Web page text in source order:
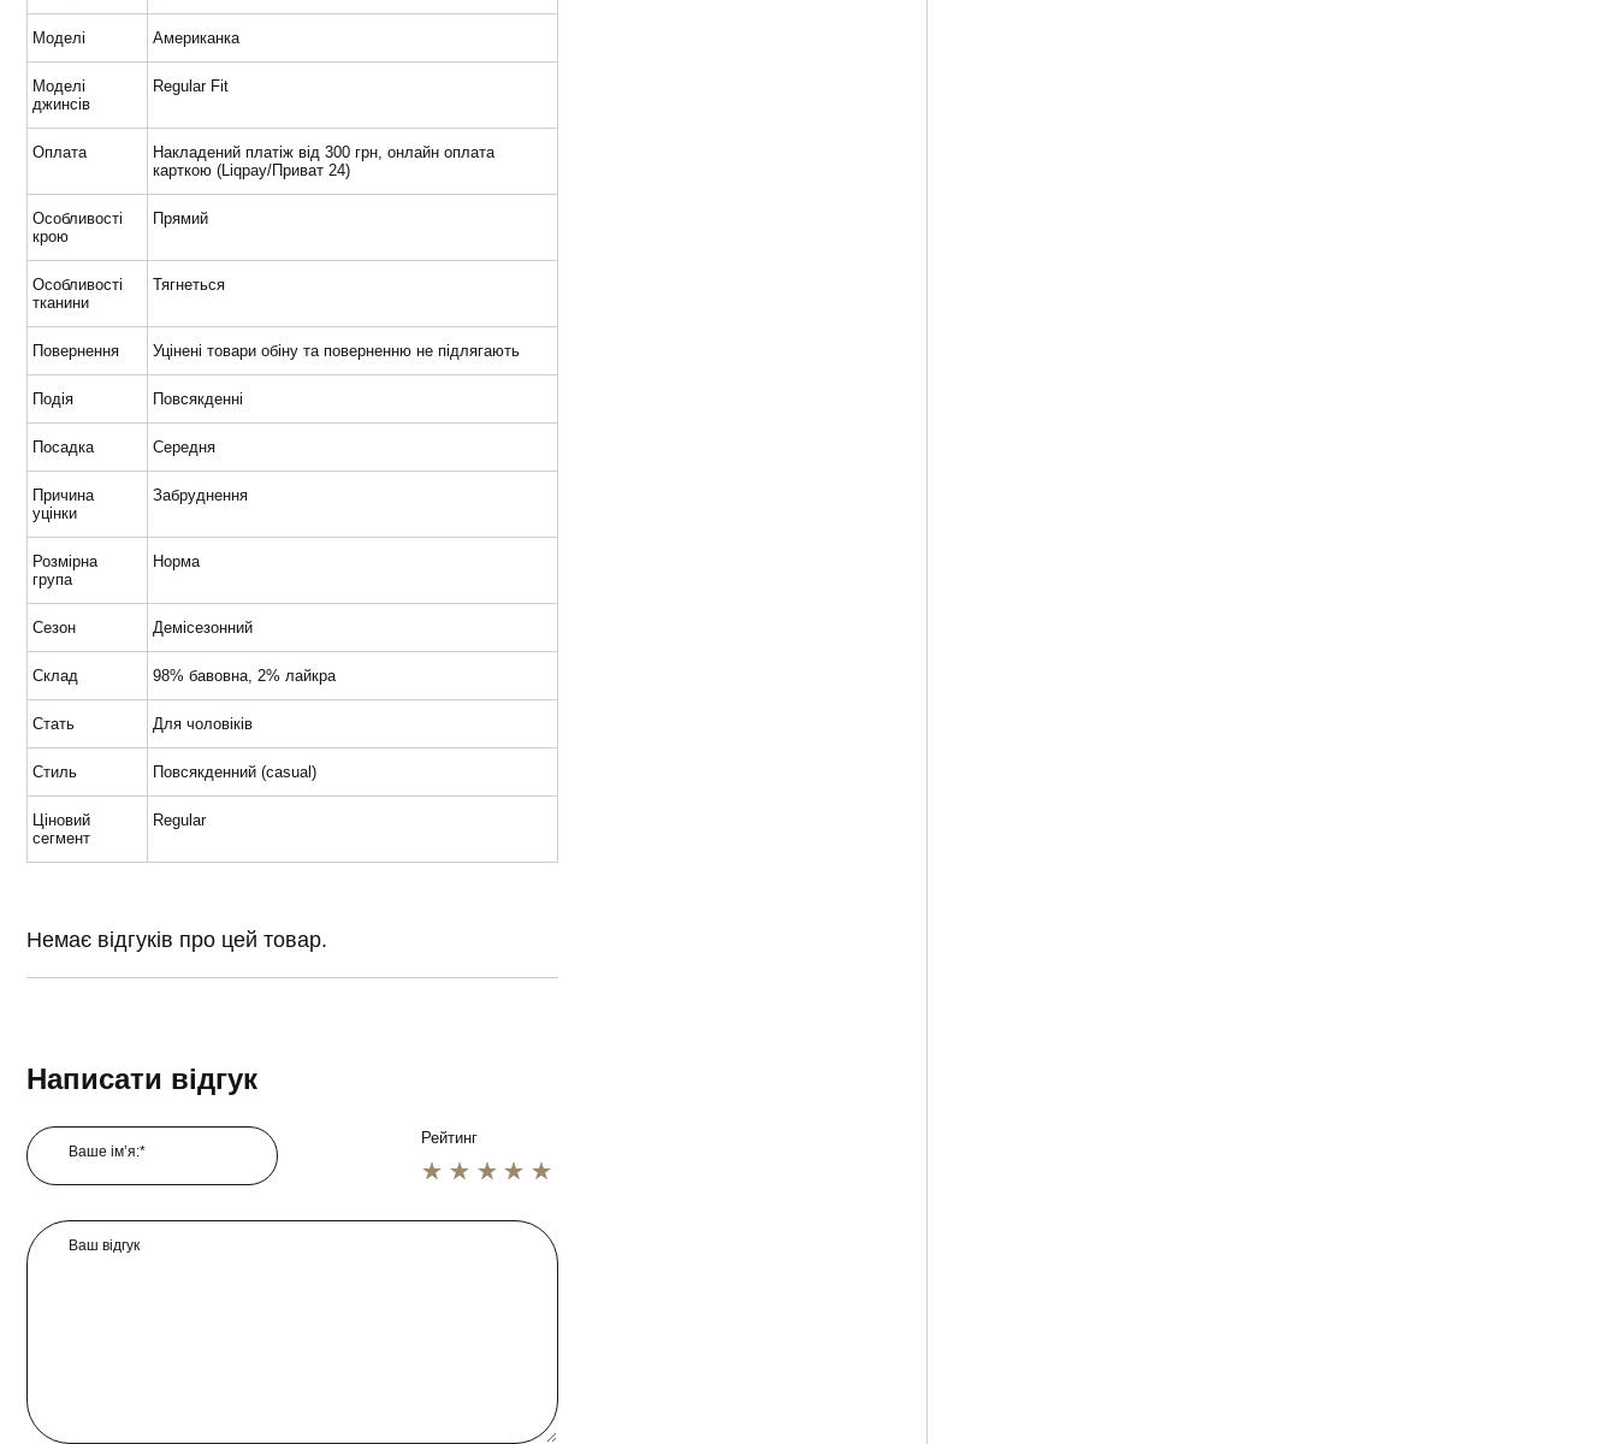
Моделі Американка
Моделі
джинсів
Regular Fit
Оплата
Накладений платіж від 300 грн, онлайн оплата
карткою (Liqpay/Приват 24)
Особливості
крою
Прямий
Особливості
тканини
Тягнеться
Повернення Уцінені товари обіну та поверненню не підлягають
Подія Повсякденні
Посадка Середня
Причина
уцінки
Забруднення
Розмірна
група
Норма
Сезон Демісезонний
Склад 98% бавовна, 2% лайкра
Стать Для чоловіків
Стиль Повсякденний (casual)
Ціновий
сегмент
Regular
Немає відгуків про цей товар.
Написати відгук
Ваше ім’я:*
Рейтинг
1 star
2 star
3 star
4 star
5 star
Ваш відгук